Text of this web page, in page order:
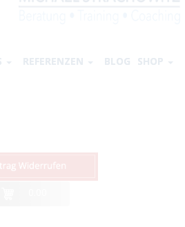
REFERENZEN BLOG SHOP